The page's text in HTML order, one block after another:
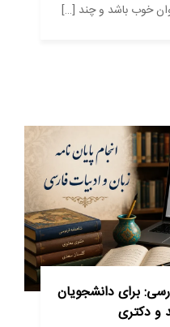
خوب باشد و چند […]
برای دانشجویان
و دکتری